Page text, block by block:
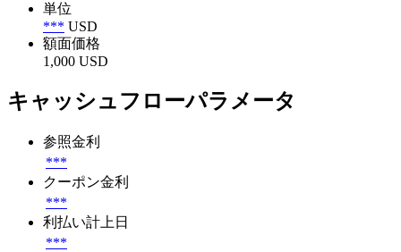
単位
*** USD
額面価格
1,000 USD
キャッシュフローパラメータ
参照金利
***
クーポン金利
***
利払い計上日
***